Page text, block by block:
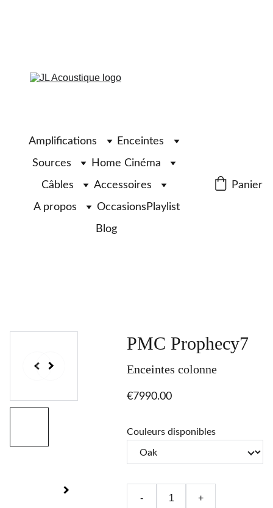
Amplifications
Enceintes
Sources
Home Cinéma
Câbles
Accessoires
A propos
Occasions Playlist
Blog
Panier
PMC Prophecy7
Enceintes colonne
€7990.00
Couleurs disponibles
- +